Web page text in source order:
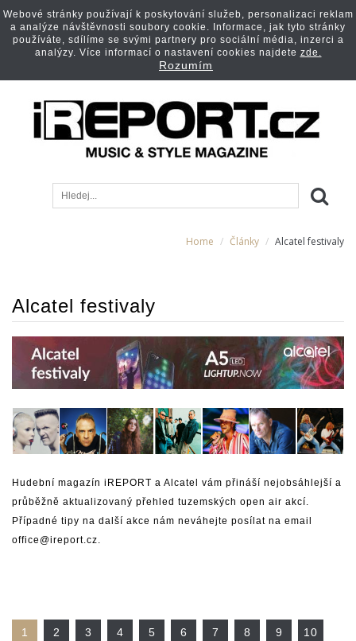
Home Články Alcatel festivaly
Alcatel festivaly
Hudební magazín iREPORT a Alcatel vám přináší nejobsáhlejší a
průběžně aktualizovaný přehled tuzemských open air akcí.
Případné tipy na další akce nám neváhejte posílat na email
office@ireport.cz.
1 2 3 4 5 6 7 8 9 10
Webové stránky používají k poskytování služeb, personalizaci reklam
a analýze návštěvnosti soubory cookie. Informace, jak tyto stránky
používáte, sdílíme se svými partnery pro sociální média, inzerci a
analýzy. Více informací o nastavení cookies najdete zde.
Rozumím